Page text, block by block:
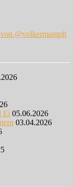
Ei 05.06.2026
03.04.2026